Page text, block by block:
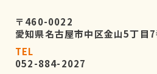
その際、弊社はお客様ご
せていただいたうえで、
内に対応いたします。
〒460-0022
愛知県名古屋市中区金山5丁目
TEL
052-884-2027